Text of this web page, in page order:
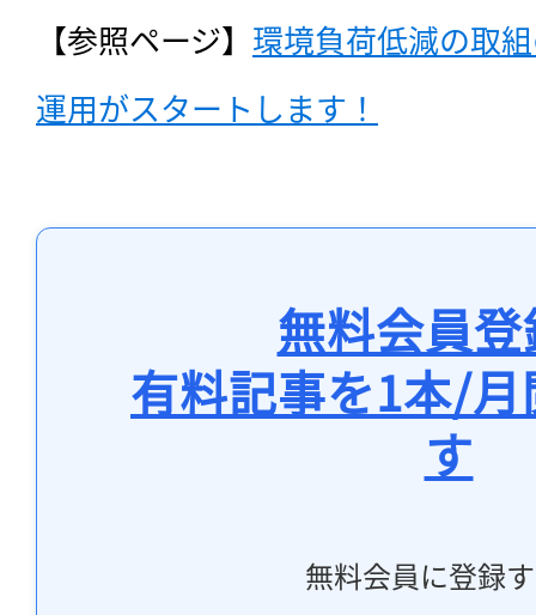
【参照ページ】 環境負荷低減の取
運用がスタートします！
無料会員
有料記事を1本/
す
無料会員に登録